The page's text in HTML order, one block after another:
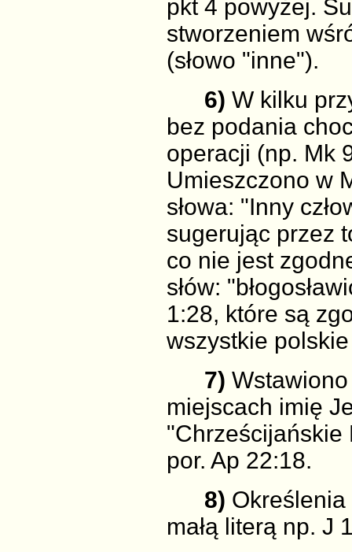
pkt 4 powyżej.
stworzeniem
(słowo "inne").
6) W kilku
bez podania
operacji (np. Mk
Umieszczono w
słowa: "Inny
sugerując przez
co nie jest
słów:
1:28, które są
wszystkie polskie
7)
miejscach imię
"Chrześcijańskie
por. Ap 22:18.
8) Określenia
małą literą np. J